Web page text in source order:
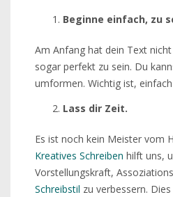
Beginne einfach, zu
Am Anfang hat dein Text
sogar perfekt zu sein. Du
umformen. Wichtig ist,
Lass dir Zeit.
Es ist noch kein Meister vom
Kreatives Schreiben hilft uns,
Vorstellungskraft,
Schreibstil zu verbessern.